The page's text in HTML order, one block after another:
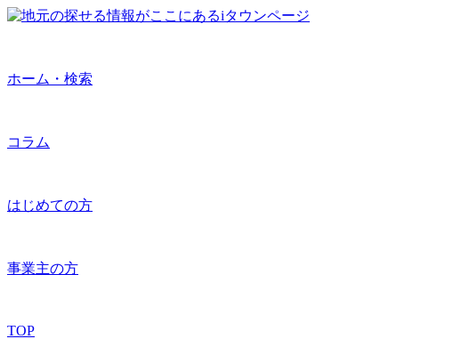
ホーム・検索
コラム
はじめての方
事業主の方
TOP